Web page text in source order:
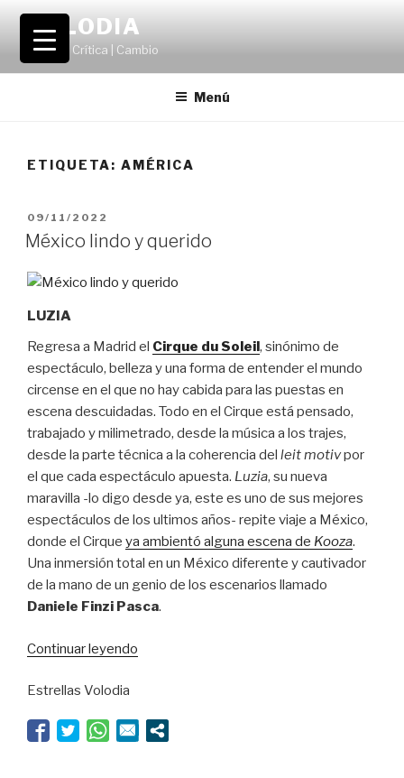
Saltar
contenido
VOLODIA
Teatro | Crítica | Cambio
Menú
ETIQUETA: AMÉRICA
PUBLICADO
EL
09/11/2022
México lindo y querido
LUZIA
Regresa a Madrid el Cirque du Soleil, sinónimo de
espectáculo, belleza y una forma de entender el mundo
circense en el que no hay cabida para las puestas en
escena descuidadas. Todo en el Cirque está pensado,
trabajado y milimetrado, desde la música a los trajes,
desde la parte técnica a la coherencia del leit motivpor
el que cada espectáculo apuesta. Luzia, su nueva
maravilla -lo digo desde ya, este es uno de sus mejores
espectáculos de los ultimos años- repite viaje a México,
donde el Cirque ya ambientó alguna escena de Kooza.
Una inmersión total en un México diferente y cautivador
de la mano de un genio de los escenarios llamado
Daniele Finzi Pasca.
Continuar leyendo
Estrellas Volodia